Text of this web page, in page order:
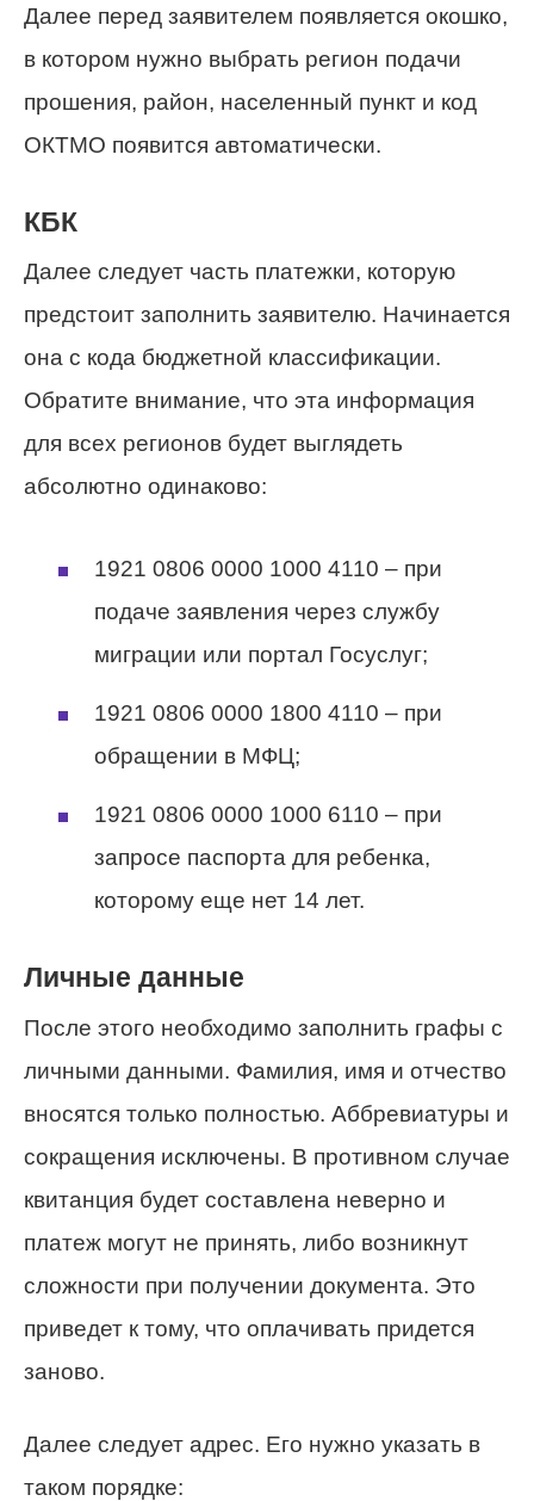
Далее перед заявителем появляется окошко,
в котором нужно выбрать регион подачи
прошения, район, населенный пункт и код
ОКТМО появится автоматически.
КБК
Далее следует часть платежки, которую
предстоит заполнить заявителю. Начинается
она с кода бюджетной классификации.
Обратите внимание, что эта информация
для всех регионов будет выглядеть
абсолютно одинаково:
1921 0806 0000 1000 4110 – при
подаче заявления через службу
миграции или портал Госуслуг;
1921 0806 0000 1800 4110 – при
обращении в МФЦ;
1921 0806 0000 1000 6110 – при
запросе паспорта для ребенка,
которому еще нет 14 лет.
Личные данные
После этого необходимо заполнить графы с
личными данными. Фамилия, имя и отчество
вносятся только полностью. Аббревиатуры и
сокращения исключены. В противном случае
квитанция будет составлена неверно и
платеж могут не принять, либо возникнут
сложности при получении документа. Это
приведет к тому, что оплачивать придется
заново.
Далее следует адрес. Его нужно указать в
таком порядке: